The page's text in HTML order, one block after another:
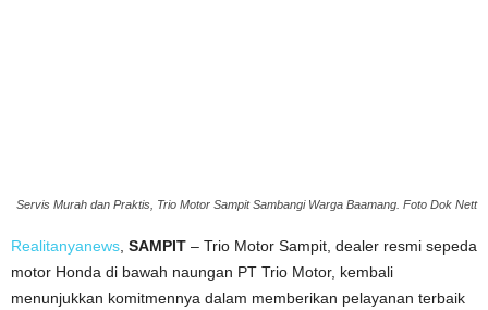
Servis Murah dan Praktis, Trio Motor Sampit Sambangi Warga Baamang. Foto Dok Nett
Realitanyanews, SAMPIT – Trio Motor Sampit, dealer resmi sepeda
motor Honda di bawah naungan PT Trio Motor, kembali
menunjukkan komitmennya dalam memberikan pelayanan terbaik